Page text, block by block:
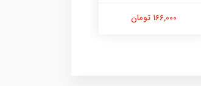
166,000 تومان